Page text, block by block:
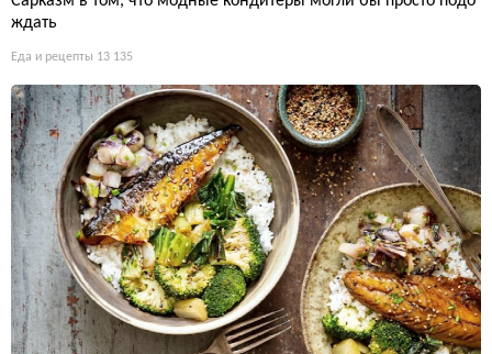
ждать
Еда и рецепты 13 135